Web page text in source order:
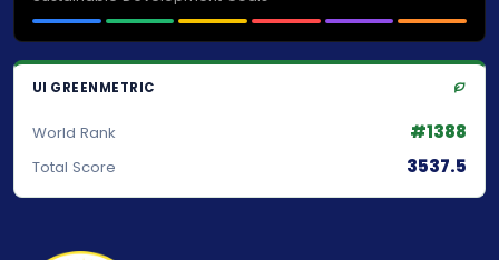
UI GREENMETRIC
World Rank #1388
Total Score 3537.5